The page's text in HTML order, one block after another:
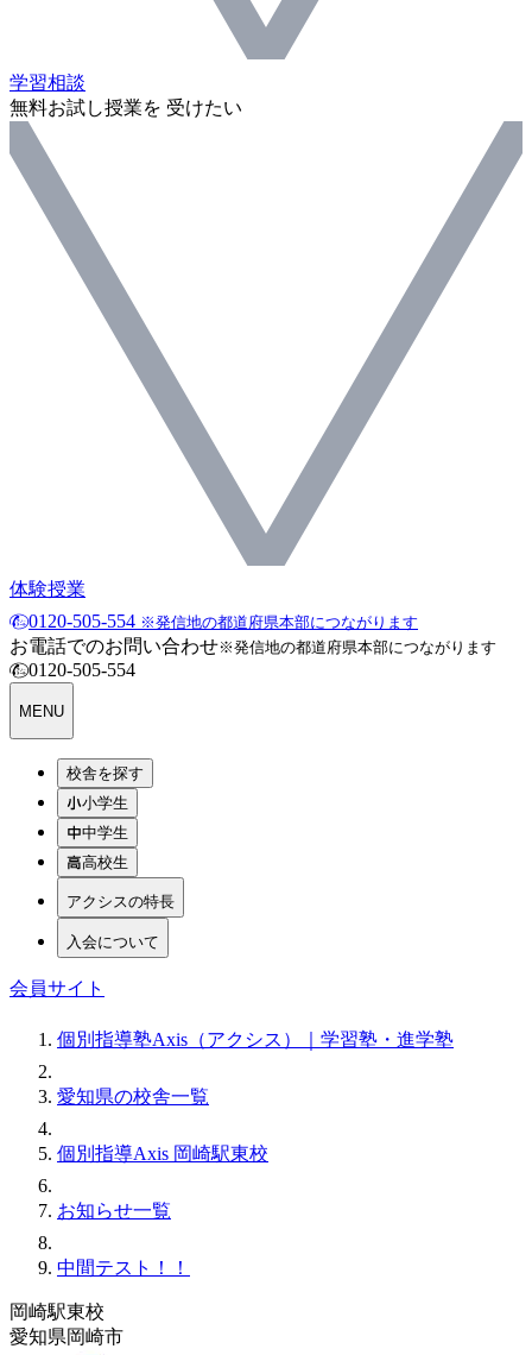
学習相談
無料お試し授業を 受けたい
体験授業
0120-505-554 ※発信地の都道府県本部につながります
お電話でのお問い合わせ※発信地の都道府県本部につながります
0120-505-554
MENU
校舎を探す
小学生
中学生
高校生
アクシスの特長
入会について
会員サイト
個別指導塾Axis（アクシス）｜学習塾・進学塾
愛知県の校舎一覧
個別指導Axis 岡崎駅東校
お知らせ一覧
中間テスト！！
岡崎駅東校
愛知県岡崎市